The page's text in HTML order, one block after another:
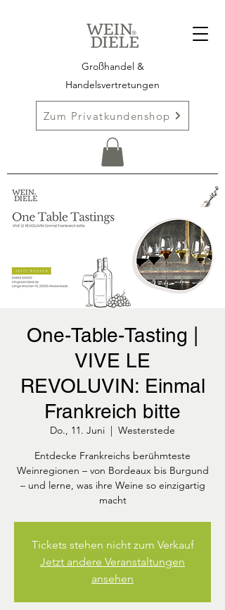
Großhandel &
Handelsvertretungen
Zum Privatkundenshop
One-Table-Tasting |
VIVE LE
REVOLUVIN: Einmal
Frankreich bitte
Do., 11. Juni
  |
Westerstede
Entdecke Frankreichs berühmteste
Weinregionen – von Bordeaux bis Burgund
– und lerne, was ihre Weine so einzigartig
macht
Tickets stehen nicht zum Verkauf
Jetzt andere Veranstaltungen
ansehen